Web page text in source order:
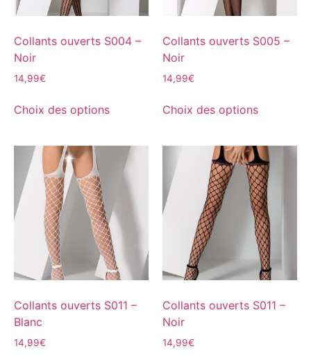
Collants ouverts S004 –
Noir
14,99€
Choix des options
Collants ouverts S005 –
Noir
14,99€
Choix des options
Collants ouverts S011 –
Blanc
14,99€
Collants ouverts S011 –
Noir
14,99€